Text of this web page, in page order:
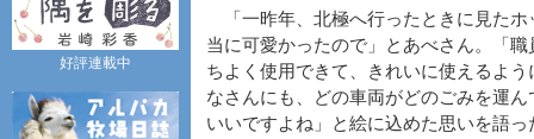
「一昨年、北極へ行ったときに見たホ
当に可愛かったので」とあべさん。「
ちよく使用できて、きれいに使えるよ
なさんにも、どの車両がどのごみを運
いいですよね」と絵に込めた思いを語っ
好評連載中